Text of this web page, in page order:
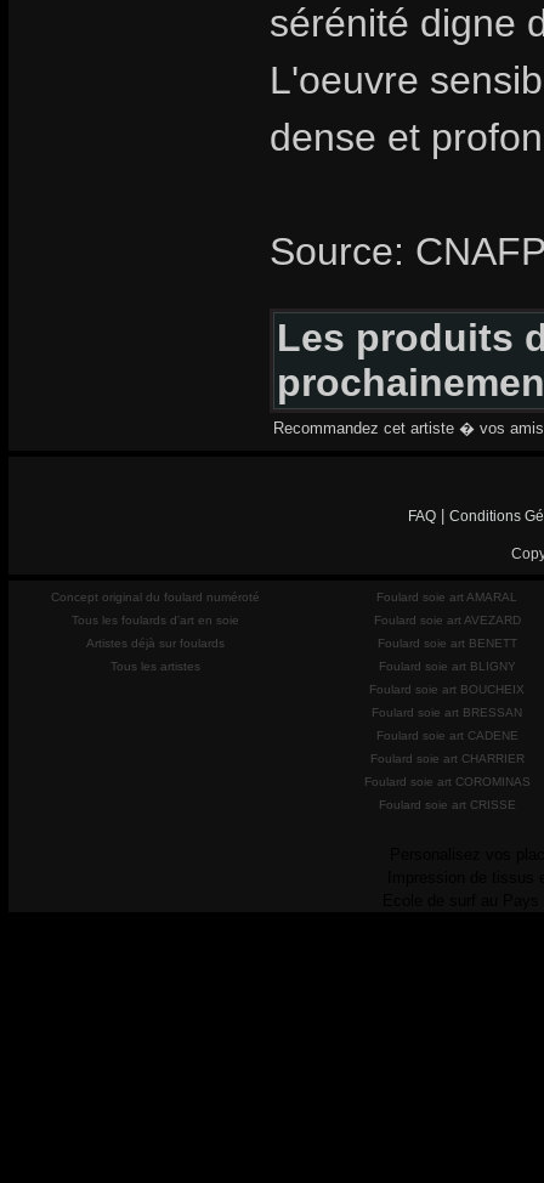
sérénité digne
L'oeuvre
dense et
Source:
Les produits
Recommandez cet artiste � vos
FAQ Conditions
Concept original du foulard numéroté
Tous les foulards d'art en soie
Artistes déjà sur foulards
Tous les artistes
Foulard soie art AMARAL
Foulard soie art AVEZARD
Foulard soie art BENETT
Foulard soie art BLIGNY
Foulard soie art BOUCHEIX
Foulard soie art BRESSAN
Foulard soie art CADENE
Foulard soie art CHARRIER
Foulard soie art COROMINAS
Foulard soie art CRISSE